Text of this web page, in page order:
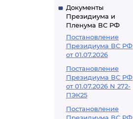
Документы
Президиума и
Пленума ВС РФ
Постановление
Президиума ВС РФ
от 01.07.2026
Постановление
Президиума ВС РФ
от 01.07.2026 N 272-
ПЭК25
Постановление